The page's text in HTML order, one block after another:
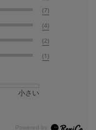
(7)
(4)
(2)
(1)
小さい